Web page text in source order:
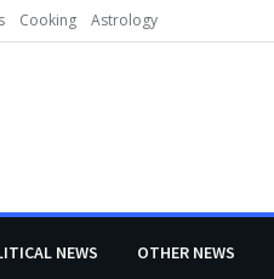
Cooking Astrology
NEWS OTHER NEWS